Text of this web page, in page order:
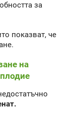
за
показват, че
на